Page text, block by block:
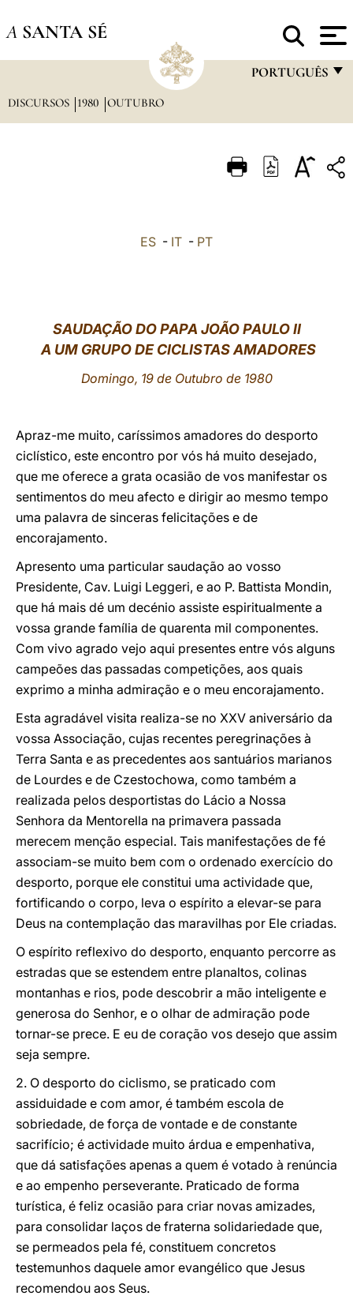
A SANTA SÉ
PORTUGUÊS
ITALIANO
中文
LATINE
DISCURSOS 1980 OUTUBRO
ES - IT - PT
SAUDAÇÃO DO PAPA JOÃO PAULO II
A UM GRUPO DE CICLISTAS AMADORES
Domingo, 19 de Outubro de 1980
Apraz-me muito, caríssimos amadores do desporto
ciclístico, este encontro por vós há muito desejado,
que me oferece a grata ocasião de vos manifestar os
sentimentos do meu afecto e dirigir ao mesmo tempo
uma palavra de sinceras felicitações e de
encorajamento.
Apresento uma particular saudação ao vosso
Presidente, Cav. Luigi Leggeri, e ao P. Battista Mondin,
que há mais dé um decénio assiste espiritualmente a
vossa grande família de quarenta mil componentes.
Com vivo agrado vejo aqui presentes entre vós alguns
campeões das passadas competições, aos quais
exprimo a minha admiração e o meu encorajamento.
Esta agradável visita realiza-se no XXV aniversário da
vossa Associação, cujas recentes peregrinações à
Terra Santa e as precedentes aos santuários marianos
de Lourdes e de Czestochowa, como também a
realizada pelos desportistas do Lácio a Nossa
Senhora da Mentorella na primavera passada
merecem menção especial. Tais manifestações de fé
associam-se muito bem com o ordenado exercício do
desporto, porque ele constitui uma actividade que,
fortificando o corpo, leva o espírito a elevar-se para
Deus na contemplação das maravilhas por Ele criadas.
O espírito reflexivo do desporto, enquanto percorre as
estradas que se estendem entre planaltos, colinas
montanhas e rios, pode descobrir a mão inteligente e
generosa do Senhor, e o olhar de admiração pode
tornar-se prece. E eu de coração vos desejo que assim
seja sempre.
2. O desporto do ciclismo, se praticado com
assiduidade e com amor, é também escola de
sobriedade, de força de vontade e de constante
sacrifício; é actividade muito árdua e empenhativa,
que dá satisfações apenas a quem é votado à renúncia
e ao empenho perseverante. Praticado de forma
turística, é feliz ocasião para criar novas amizades,
para consolidar laços de fraterna solidariedade que,
se permeados pela fé, constituem concretos
testemunhos daquele amor evangélico que Jesus
recomendou aos Seus.